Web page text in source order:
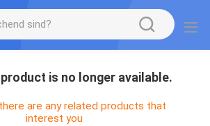
is no longer available.
are any related products that
interest you